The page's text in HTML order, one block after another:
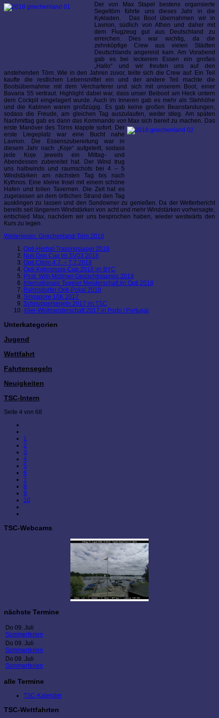
Der von Max Stapel bestens organsierte
Segeltörn führte uns dieses Jahr in die
Kykladen. Das Boot übernahmen wir in
Lavrion, südlich von Athen und daher mit
dem Flugzeug gut aus Deutschland zu
erreichen. Dies war wichtig, da die
zehnköpfige Crew aus vielen Städten
Deutschlands angereist kam. Am Vorabend
gab es bei leckerem Essen ein großes
„Hallo“ und wir freuten uns auf den
anstehenden Törn. Wie in den Jahren zuvor, teilte sich die Crew auf. Ein Teil
kaufte die restlichen Lebensmittel ein und der andere Teil machte die
Bootsübernahme mit dem Vercharterer und sich mit unserem Boot, einer
Bavaria 55 vertraut. Highlight dabei war, dass unser Beiboot am Heck untern
dem Cockpit eingelagert wurde. Auch im Inneren gab es mehr als Stehhöhe
und die Kabinen waren großzügig. Es gab keine großen Beanstandungen,
sodass die Freude, am gleichen Tag auszulaufen, weiter stieg. Am späten
Nachmittag gab es dann das Kommando von Max sich bereit zu machen. Das
erste Manöver des Törns klappte sofort. Der
erste Liegeplatz war eine Bucht nahe
Lavrion. Die Essenszubereitung war in
diesem Jahr nach „Koje“ aufgeteilt, sodass
jede Koje jeweils ein Mittag- und
Abendessen zubereitet hat. Der Wind trug
uns halbwinds und raumschots bei 4 – 5
Windstärken am nächsten Tag bis nach
Kythnos. Eine kleine Insel mit einem schöne
Hafen und tollen Tavernen. Die Zeit hat es
zugelassen an dem örtlichen Strand den Tag
ausklingen zu lassen und den Sundowner zu genießen. Da der Wetterbericht
bereits seit längerem Windstärken von acht und mehr Windstärken vorhersagte,
entschied Max, nachdem wir uns besprochen haben, wieder westwärts den
Kurs zu legen.
Weiterlesen: Griechenland-Törn 2018
Opti-Herbst-Trainingslager 2018
Null Drei Cup im SV03 2018
Opti Clinic 4.7. – 7.7.2018
Opti-Kokosnuss-Cup 2018 im BYC
Pirat: Willi-Möllmer-Gedächtnispreis 2018
Internationale Tegeler Meisterschaft im Opti 2018
Rahnsdorfer Opti-Pokal 2018
Singapore 10K 2017
Schnuppersegeln 2017 im TSC
49er-Weltmeisterschaft 2017 in Porto / Portugal
Unterkategorien
Jugend
Wettfahrt
Fahrtensegeln
Neuigkeiten
TSC-Intern
Seite 4 von 68
1
2
3
4
5
6
7
8
9
10
TSC-Webcams
nächste Termine
Do 09. Juli
Sommerferien
Do 09. Juli
Sommerferien
Do 09. Juli
Sommerferien
alle Termine
TSC-Kalender
TSC-Wettfahrten